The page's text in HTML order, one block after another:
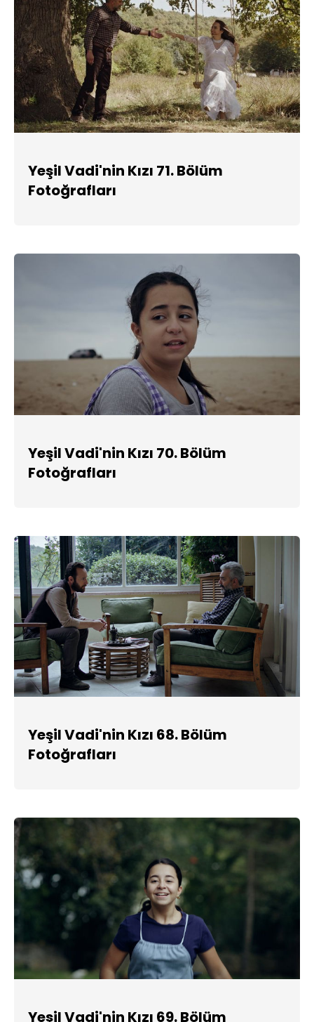
Yeşil Vadi'nin Kızı 71. Bölüm
Fotoğrafları
Yeşil Vadi'nin Kızı 70. Bölüm
Fotoğrafları
Yeşil Vadi'nin Kızı 68. Bölüm
Fotoğrafları
Yeşil Vadi'nin Kızı 69. Bölüm